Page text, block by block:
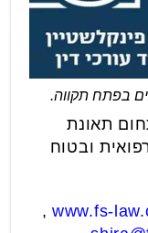
בפתח תקווה.
תאונת
ובטוח
www.fs-
,